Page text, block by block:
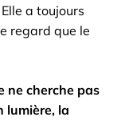
a toujours
regard que le
ne cherche pas
lumière, la